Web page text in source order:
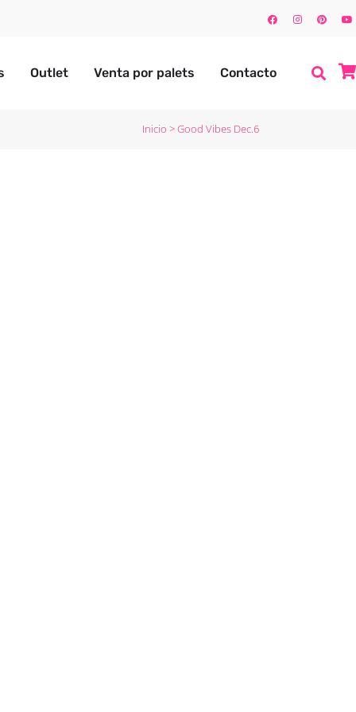
Outlet Venta por palets Contacto
Inicio >Good Vibes Dec.6